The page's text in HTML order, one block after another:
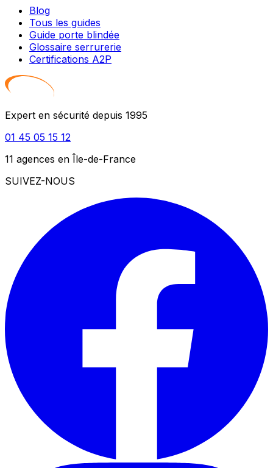
Blog
Tous les guides
Guide porte blindée
Glossaire serrurerie
Certifications A2P
Expert en sécurité depuis 1995
01 45 05 15 12
11 agences en Île-de-France
SUIVEZ-NOUS